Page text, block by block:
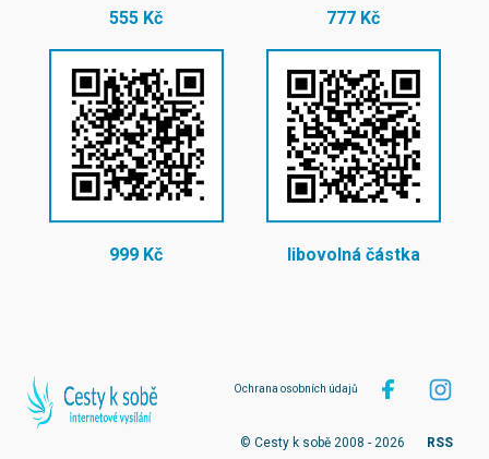
555 Kč 777 Kč
999 Kč libovolná částka
Ochrana osobních údajů
© Cesty k sobě 2008 - 2026 RSS